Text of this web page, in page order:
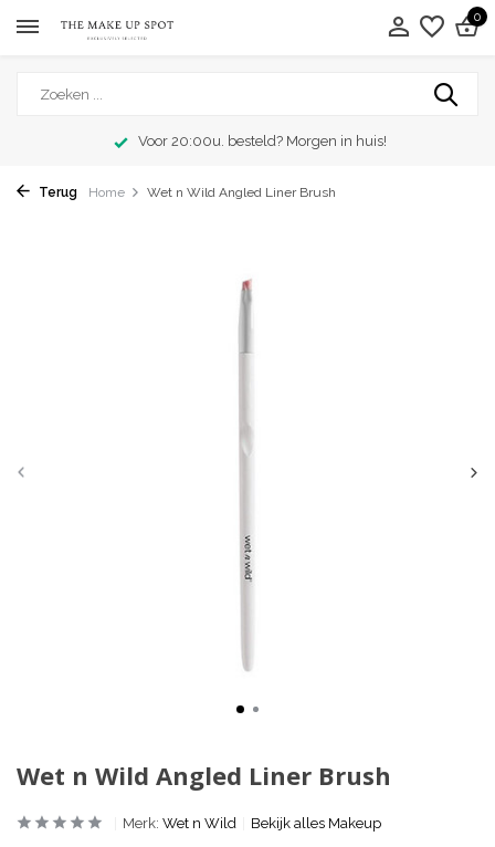
0
Voor 20:00u. besteld? Morgen in huis!
Terug Home Wet n Wild Angled Liner Brush
Wet n Wild Angled Liner Brush
Merk: Wet n Wild Bekijk alles Makeup